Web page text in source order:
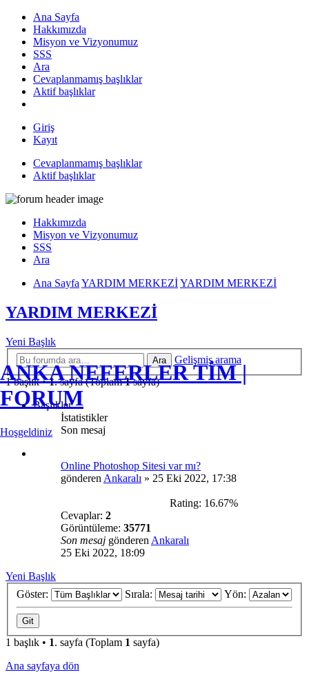
Ana Sayfa
Hakkımızda
Misyon ve Vizyonumuz
SSS
Ara
Cevaplanmamış başlıklar
Aktif başlıklar
Giriş
Kayıt
Cevaplanmamış başlıklar
Aktif başlıklar
ANKA NEFERLER TİM |
FORUM
Hoşgeldiniz
Hakkımızda
Misyon ve Vizyonumuz
SSS
Ara
Ana Sayfa YARDIM MERKEZİYARDIM MERKEZİ
YARDIM MERKEZİ
Yeni Başlık
Ara
Gelişmiş arama
1 başlık •1. sayfa (Toplam1sayfa)
Başlıklar
İstatistikler
Son mesaj
Online Photoshop Sitesi var mı?
gönderenAnkaralı » 25 Eki 2022, 17:38
Rating: 16.67%
Cevaplar: 2
Görüntüleme: 35771
Son mesaj gönderenAnkaralı
25 Eki 2022, 18:09
Yeni Başlık
Göster:
Sırala: Yön:
1 başlık • 1. sayfa (Toplam 1 sayfa)
Ana sayfaya dön